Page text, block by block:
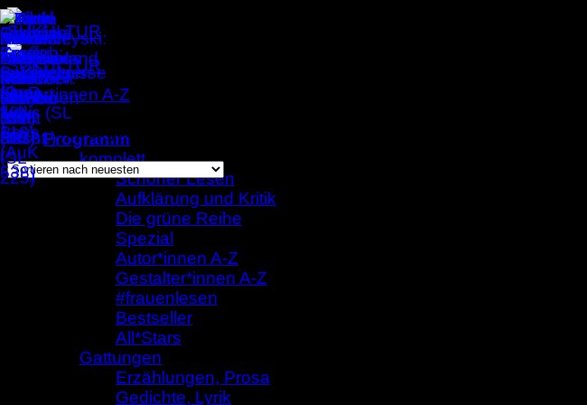
Zum
Inhalt
springen
Programm
komplett
Schöner Lesen
Aufklärung und Kritik
Die grüne Reihe
Spezial
Autor*innen A-Z
Gestalter*innen A-Z
#frauenlesen
Bestseller
All*Stars
Gattungen
Erzählungen, Prosa
Gedichte, Lyrik
Autor*innen A-Z
Einzelnes Ergebnis wird angezeigt